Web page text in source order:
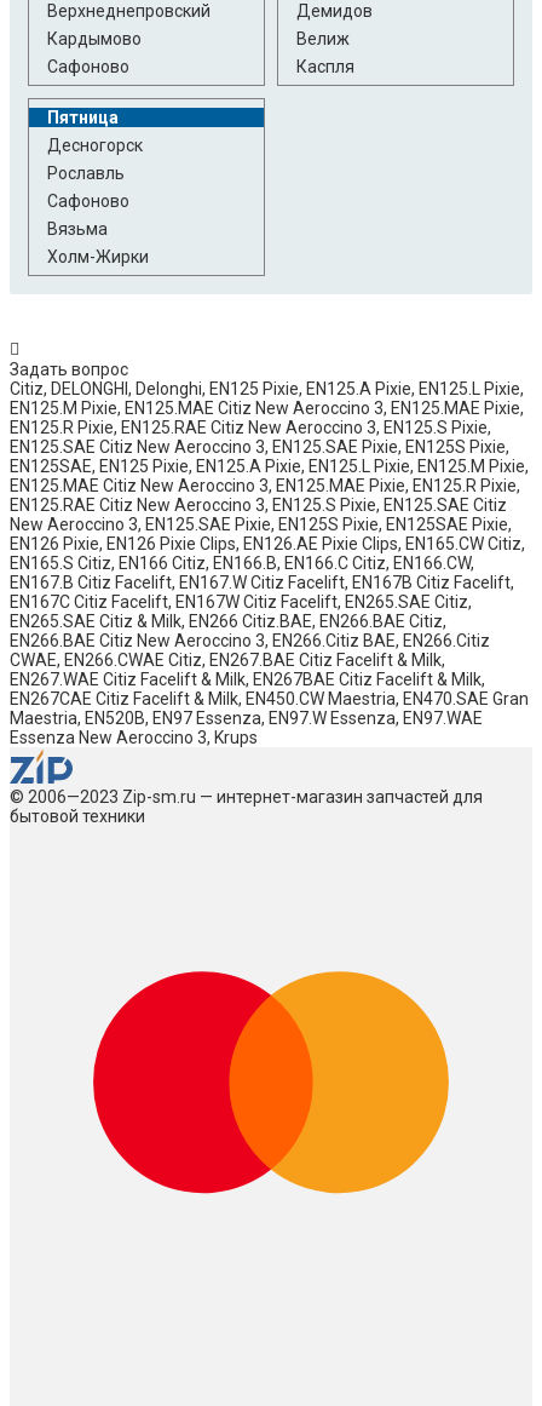
Верхнеднепровский
Кардымово
Сафоново
Демидов
Велиж
Каспля
Пятница
Десногорск
Рославль
Сафоново
Вязьма
Холм-Жирки
Задать вопрос
Citiz, DELONGHI, Delonghi, EN125 Pixie, EN125.A Pixie, EN125.L Pixie,
EN125.M Pixie, EN125.MAE Citiz New Aeroccino 3, EN125.MAE Pixie,
EN125.R Pixie, EN125.RAE Citiz New Aeroccino 3, EN125.S Pixie,
EN125.SAE Citiz New Aeroccino 3, EN125.SAE Pixie, EN125S Pixie,
EN125SAE, EN125 Pixie, EN125.A Pixie, EN125.L Pixie, EN125.M Pixie,
EN125.MAE Citiz New Aeroccino 3, EN125.MAE Pixie, EN125.R Pixie,
EN125.RAE Citiz New Aeroccino 3, EN125.S Pixie, EN125.SAE Citiz
New Aeroccino 3, EN125.SAE Pixie, EN125S Pixie, EN125SAE Pixie,
EN126 Pixie, EN126 Pixie Clips, EN126.AE Pixie Clips, EN165.CW Citiz,
EN165.S Citiz, EN166 Citiz, EN166.B, EN166.C Citiz, EN166.CW,
EN167.B Citiz Facelift, EN167.W Citiz Facelift, EN167B Citiz Facelift,
EN167C Citiz Facelift, EN167W Citiz Facelift, EN265.SAE Citiz,
EN265.SAE Citiz & Milk, EN266 Citiz.BAE, EN266.BAE Citiz,
EN266.BAE Citiz New Aeroccino 3, EN266.Citiz BAE, EN266.Citiz
CWAE, EN266.CWAE Citiz, EN267.BAE Citiz Facelift & Milk,
EN267.WAE Citiz Facelift & Milk, EN267BAE Citiz Facelift & Milk,
EN267CAE Citiz Facelift & Milk, EN450.CW Maestria, EN470.SAE Gran
Maestria, EN520B, EN97 Essenza, EN97.W Essenza, EN97.WAE
Essenza New Aeroccino 3, Krups
© 2006—2023 Zip-sm.ru — интернет-магазин запчастей для
бытовой техники